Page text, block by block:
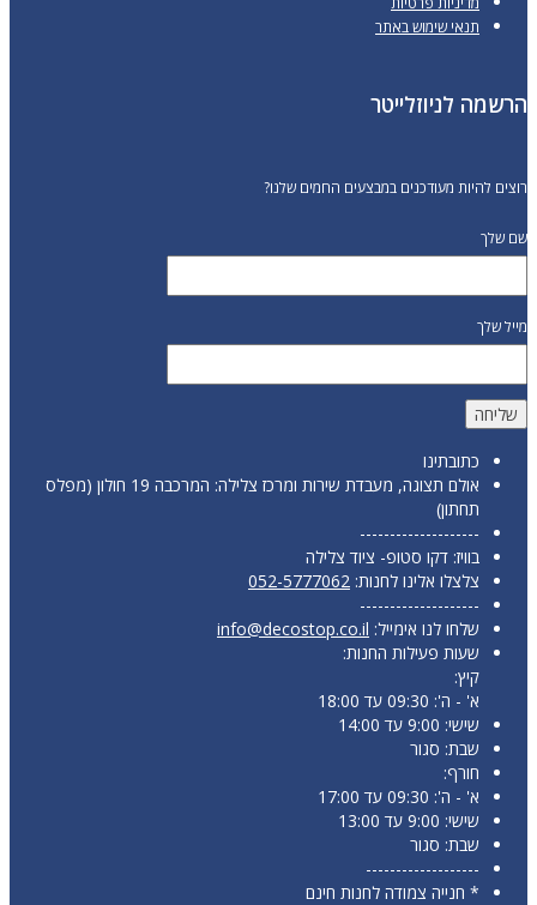
תנאי שימוש באתר
הרשמה לניוזלייטר
רוצים להיות מעודכנים במבצעים החמים שלנו?
שם שלך
מייל שלך
כתובתינו
אולם תצוגה, מעבדת שירות ומרכז צלילה: המרכבה 19 חולון (מפלס
תחתון)
--------------------
בוויז: דקו סטופ- ציוד צלילה
צלצלו אלינו לחנות: 052-5777062
--------------------
שלחו לנו אימייל: info@decostop.co.il
שעות פעילות החנות:
קיץ:
א' - ה': 09:30 עד 18:00
שישי: 9:00 עד 14:00
שבת: סגור
חורף:
א' - ה': 09:30 עד 17:00
שישי: 9:00 עד 13:00
שבת: סגור
-------------------
* חנייה צמודה לחנות חינם